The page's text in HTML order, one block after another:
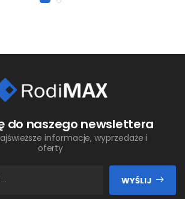
do naszego newslettera
informacje, wyprzedaże i
oferty
WYŚLIJ